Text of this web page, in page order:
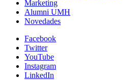
Marketing
Alumni UMH
Novedades
Facebook
Twitter
YouTube
Instagram
LinkedIn